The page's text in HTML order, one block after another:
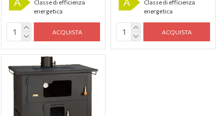
A
Classe di efficienza
energetica
ACQUISTA
A
Classe di efficienza
energetica
ACQUISTA